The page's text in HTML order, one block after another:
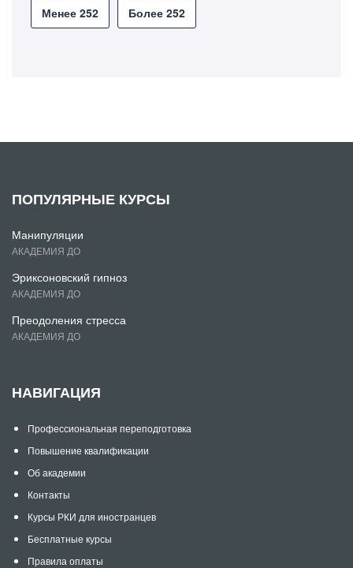
Менее 252 Более 252
ПОПУЛЯРНЫЕ КУРСЫ
Манипуляции
АКАДЕМИЯ ДО
Эриксоновский гипноз
АКАДЕМИЯ ДО
Преодоления стресса
АКАДЕМИЯ ДО
НАВИГАЦИЯ
Профессиональная переподготовка
Повышение квалификации
Об академии
Контакты
Курсы РКИ для иностранцев
Бесплатные курсы
Правила оплаты